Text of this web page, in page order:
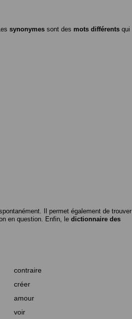
synonymes sont des mots différents qui
Il permet également de trouver
en question. Enfin, le dictionnaire des
contraire
créer
amour
voir